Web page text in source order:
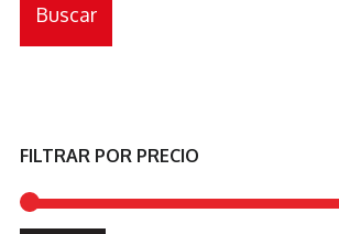
Buscar
FILTRAR POR PRECIO